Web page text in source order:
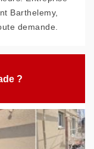
Barthelemy,
demande.
?